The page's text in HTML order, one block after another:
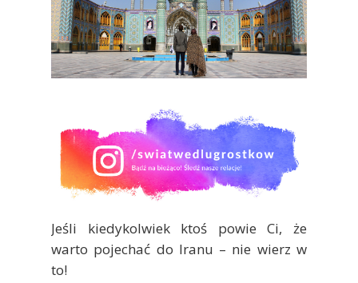
Jeśli kiedykolwiek ktoś powie Ci, że
warto pojechać do Iranu – nie wierz w
to!